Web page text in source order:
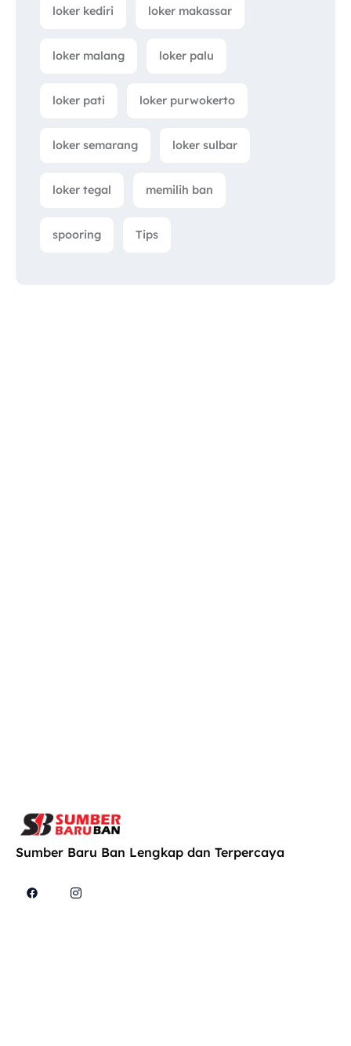
loker kediri loker makassar
loker malang loker palu
loker pati loker purwokerto
loker semarang loker sulbar
loker tegal memilih ban
spooring Tips
Sumber Baru Ban Lengkap dan Terpercaya